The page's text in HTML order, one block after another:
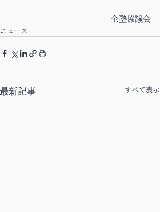
全塾協議会
ニュース
最新記事 すべて表示